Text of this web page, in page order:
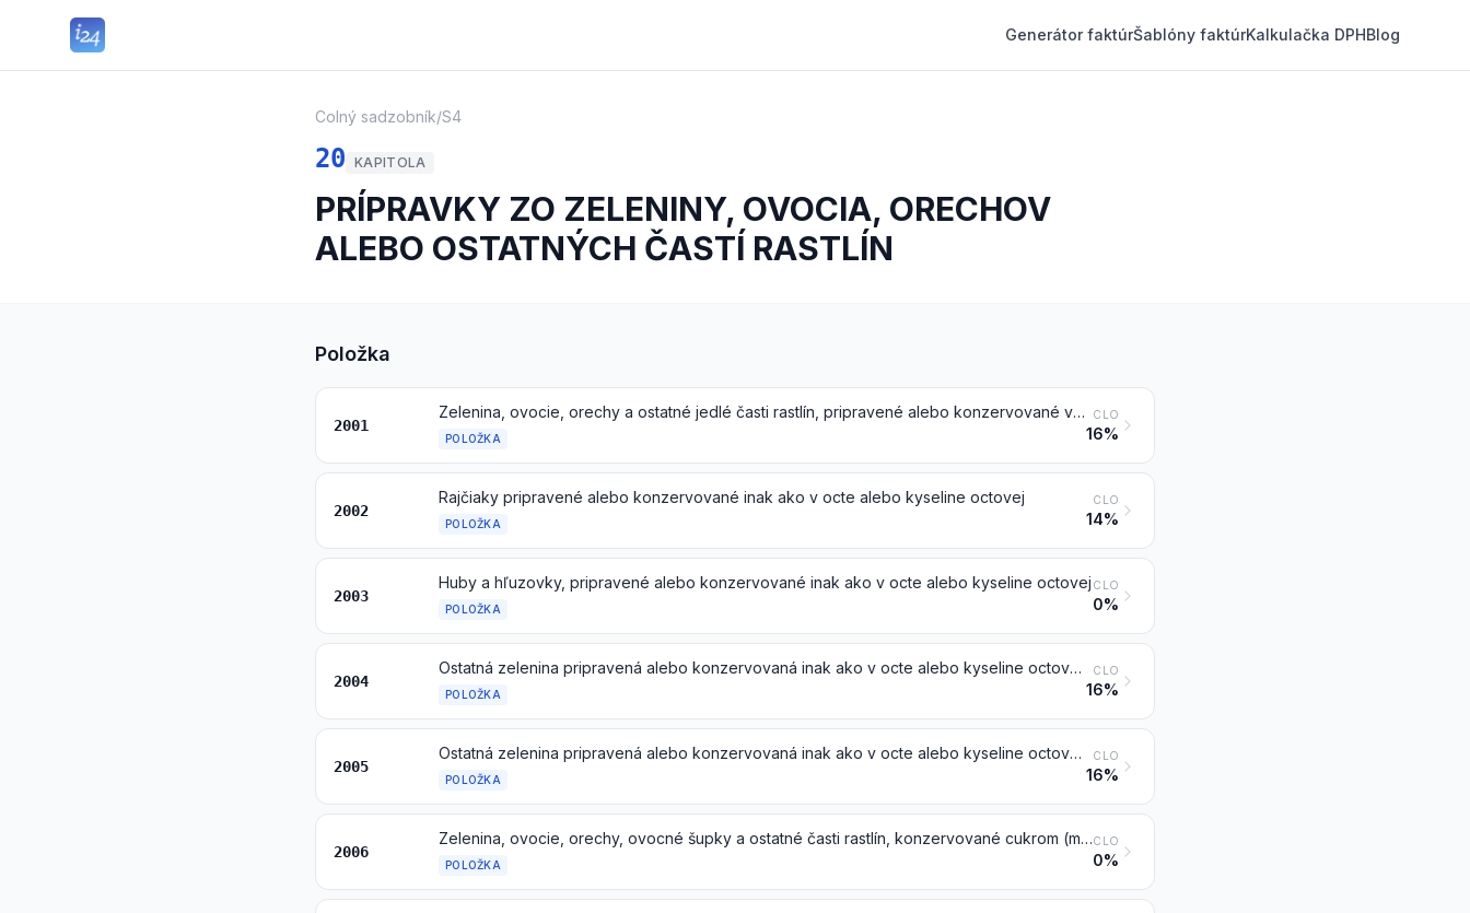
Generátor faktúrŠablóny faktúrKalkulačka DPHBlog
Colný sadzobník/S4
20 KAPITOLA
PRÍPRAVKY ZO ZELENINY, OVOCIA, ORECHOV
ALEBO OSTATNÝCH ČASTÍ RASTLÍN
Položka
2001
Zelenina, ovocie, orechy a ostatné jedlé časti rastlín, pripravené alebo konzervované v octe alebo kyseline octovej
POLOŽKA
CLO
16%
2002
Rajčiaky pripravené alebo konzervované inak ako v octe alebo kyseline octovej
POLOŽKA
CLO
14%
2003
Huby a hľuzovky, pripravené alebo konzervované inak ako v octe alebo kyseline octovej
POLOŽKA
CLO
0%
2004
Ostatná zelenina pripravená alebo konzervovaná inak ako v octe alebo kyseline octovej, mrazená, iná ako výrobky položky 2006
POLOŽKA
CLO
16%
2005
Ostatná zelenina pripravená alebo konzervovaná inak ako v octe alebo kyseline octovej, nemrazená, iná ako výrobky položky 2006
POLOŽKA
CLO
16%
2006
Zelenina, ovocie, orechy, ovocné šupky a ostatné časti rastlín, konzervované cukrom (máčaním, glazovaním alebo kandizovaním)
POLOŽKA
CLO
0%